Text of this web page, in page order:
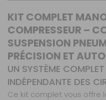
KIT COMPLET
COMPRESSEUR –
SUSPENSION
PRÉCISION ET
UN SYSTÈME
INDÉPENDANTE DES
Ce kit complet vous offre